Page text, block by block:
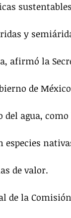
y
afirmó la
de
del agua,
especies
de valor.
de la